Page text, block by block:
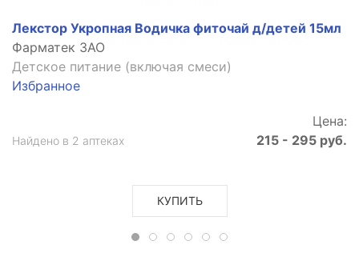
Лекстор Укропная Водичка фиточай д/детей 15мл
Фарматек ЗАО
Детское питание (включая смеси)
Избранное
Цена:
Найдено в 2 аптеках 215 - 295 руб.
КУПИТЬ